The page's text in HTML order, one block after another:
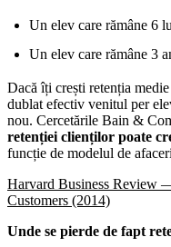
Un elev care rămâne 6
Un elev care rămâne 3
Dacă îți crești retenția
dublat efectiv venitul per
nou. Cercetările Bain &
retenției clienților poate
funcție de modelul de
Harvard Business Review
Customers (2014)
Unde se pierde de fapt